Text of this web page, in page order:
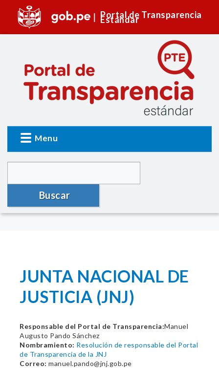
Portal de Transparencia
Estándar
Menu
Buscar
JUNTA NACIONAL DE
JUSTICIA (JNJ)
Responsable del Portal de Transparencia:Manuel
Augusto Pando Sánchez
Nombramiento: Resolución de responsable del Portal
de Transparencia de la JNJ
Correo: manuel.pando@jnj.gob.pe